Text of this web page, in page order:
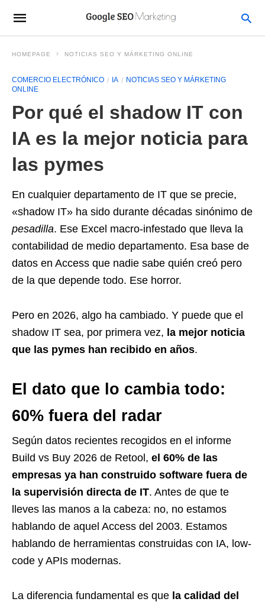
HOMEPAGE NOTICIAS SEO Y MÁRKETING ONLINE
COMERCIO ELECTRÓNICO IA
NOTICIAS SEO Y MÁRKETING
ONLINE
Por qué el shadow IT con
IA es la mejor noticia para
las pymes
En cualquier departamento de IT que se precie,
«shadow IT» ha sido durante décadas sinónimo de
pesadilla. Ese Excel macro-infestado que lleva la
contabilidad de medio departamento. Esa base de
datos en Access que nadie sabe quién creó pero
de la que depende todo. Ese horror.
Pero en 2026, algo ha cambiado. Y puede que el
shadow IT sea, por primera vez, la mejor noticia
que las pymes han recibido en años.
El dato que lo cambia todo:
60% fuera del radar
Según datos recientes recogidos en el informe
Build vs Buy 2026 de Retool, el 60% de las
empresas ya han construido software fuera de
la supervisión directa de IT. Antes de que te
lleves las manos a la cabeza: no, no estamos
hablando de aquel Access del 2003. Estamos
hablando de herramientas construidas con IA, low-
code y APIs modernas.
La diferencia fundamental es que la calidad del